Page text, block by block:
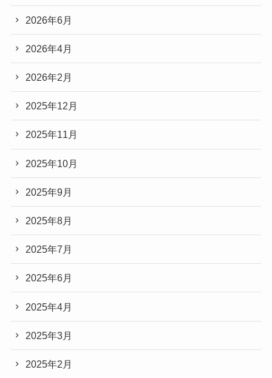
2026年6月
2026年4月
2026年2月
2025年12月
2025年11月
2025年10月
2025年9月
2025年8月
2025年7月
2025年6月
2025年4月
2025年3月
2025年2月